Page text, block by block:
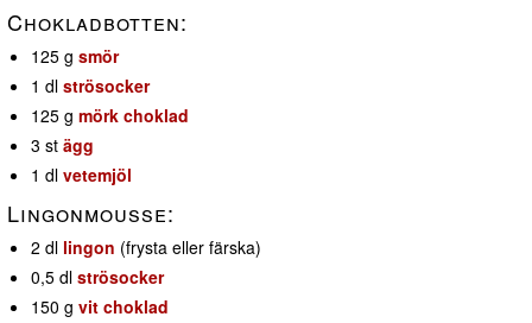
Chokladbotten:
125 g smör
1 dl strösocker
125 g mörk choklad
3 st ägg
1 dl vetemjöl
Lingonmousse:
2 dl lingon (frysta eller färska)
0,5 dl strösocker
150 g vit choklad